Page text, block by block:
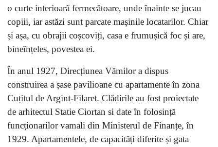
o curte interioarã fermecătoare, unde înainte se jucau
copiii, iar astăzi sunt parcate mașinile locatarilor. Chiar
și așa, cu obrajii coșcoviți, casa e frumușică foc și are,
bineînțeles, povestea ei.
În anul 1927, Direcțiunea Vămilor a dispus
construirea a șase pavilioane cu apartamente în zona
Cuțitul de Argint-Filaret. Clădirile au fost proiectate
de arhitectul Statie Ciortan si date în folosințã
funcționarilor vamali din Ministerul de Finanțe, în
1929. Apartamentele, de capacități diferite și gata